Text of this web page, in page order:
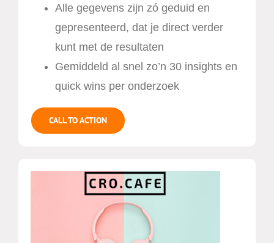
Alle gegevens zijn zó geduid en
gepresenteerd, dat je direct verder
kunt met de resultaten
Gemiddeld al snel zo’n 30 insights en
quick wins per onderzoek
CALL TO ACTION